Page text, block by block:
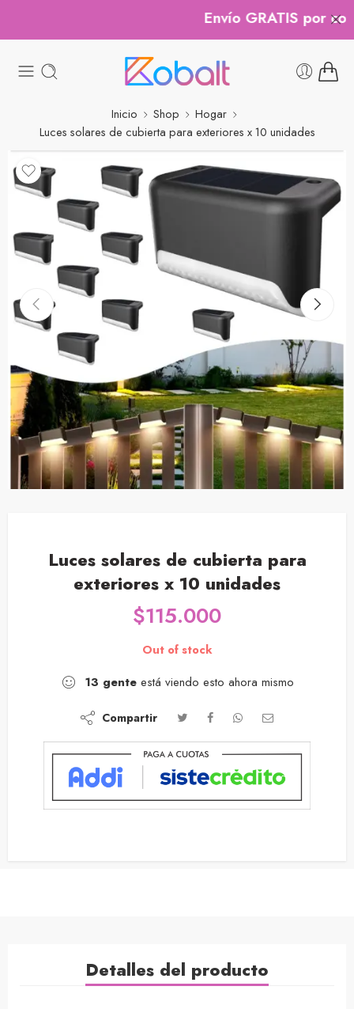
Envío GRATIS por
Inicio Shop
Hogar
Luces solares de cubierta para exteriores x 10 unidades
Luces solares de cubierta para
exteriores x 10 unidades
$115.000
Out of stock
13 genteestá viendo esto ahora mismo
Compartir
Detalles del producto